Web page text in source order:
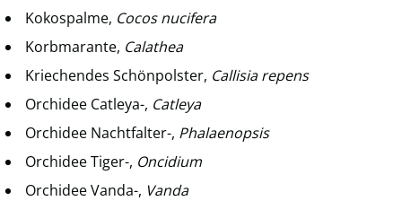
Kokospalme, Cocos nucifera
Korbmarante, Calathea
Kriechendes Schönpolster, Callisia repens
Orchidee Catleya-, Catleya
Orchidee Nachtfalter-, Phalaenopsis
Orchidee Tiger-, Oncidium
Orchidee Vanda-, Vanda